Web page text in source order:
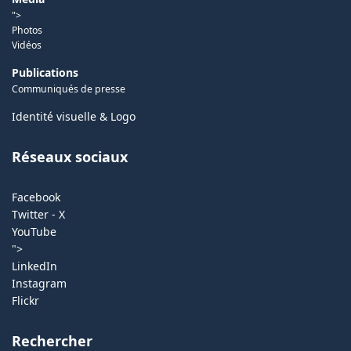
">
Photos
Vidéos
Publications
Communiqués de presse
Identité visuelle & Logo
Réseaux sociaux
Facebook
Twitter - X
YouTube
">
LinkedIn
Instagram
Flickr
Rechercher